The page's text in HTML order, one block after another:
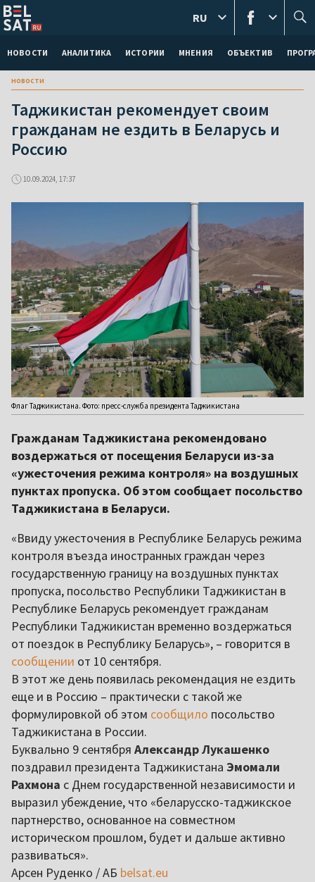
НОВОСТИ АНАЛИТИКА ИСТОРИИ МНЕНИЯ ОБЪЕКТИВ
RU
новости
Таджикистан рекомендует своим
гражданам не ездить в Беларусь и
Россию
10.09.2024, 17:37
Флаг Таджикистана. Фото: пресс-служба президента Таджикистана
Гражданам Таджикистана рекомендовано
воздержаться от посещения Беларуси из-за
«ужесточения режима контроля» на воздушных
пунктах пропуска. Об этом сообщает посольство
Таджикистана в Беларуси.
«Ввиду ужесточения в Республике Беларусь режима
контроля въезда иностранных граждан через
государственную границу на воздушных пунктах
пропуска, посольство Республики Таджикистан в
Республике Беларусь рекомендует гражданам
Республики Таджикистан временно воздержаться
от поездок в Республику Беларусь», – говорится в
сообщении от 10 сентября.
В этот же день появилась рекомендация не ездить
еще и в Россию – практически с такой же
формулировкой об этом сообщило посольство
Таджикистана в России.
Буквально 9 сентября Александр Лукашенко
поздравил президента Таджикистана Эмомали
Рахмона с Днем государственной независимости и
выразил убеждение, что «беларусско-таджикское
партнерство, основанное на совместном
историческом прошлом, будет и дальше активно
развиваться».
Арсен Руденко / АБ belsat.eu